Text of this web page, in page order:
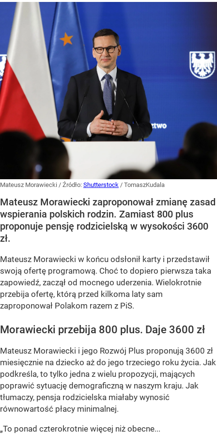
Mateusz Morawiecki / Źródło: Shutterstock / TomaszKudala
Mateusz Morawiecki zaproponował zmianę zasad
wspierania polskich rodzin. Zamiast 800 plus
proponuje pensję rodzicielską w wysokości 3600
zł.
Mateusz Morawiecki w końcu odsłonił karty i przedstawił
swoją ofertę programową. Choć to dopiero pierwsza taka
zapowiedź, zaczął od mocnego uderzenia. Wielokrotnie
przebija ofertę, którą przed kilkoma laty sam
zaproponował Polakom razem z PiS.
Morawiecki przebija 800 plus. Daje 3600 zł
Mateusz Morawiecki i jego Rozwój Plus proponują 3600 zł
miesięcznie na dziecko aż do jego trzeciego roku życia. Jak
podkreśla, to tylko jedna z wielu propozycji, mających
poprawić sytuację demograficzną w naszym kraju. Jak
tłumaczy, pensja rodzicielska miałaby wynosić
równowartość płacy minimalnej.
„To ponad czterokrotnie więcej niż obecne...